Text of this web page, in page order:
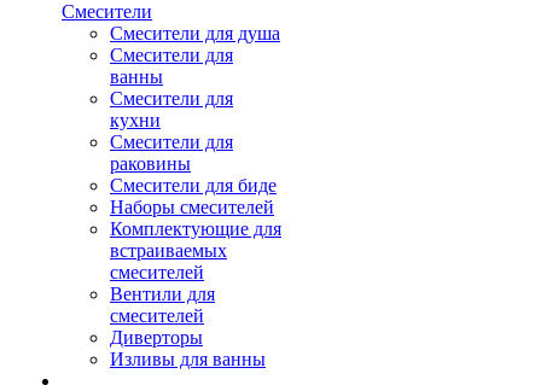
Смесители
Смесители для душа
Смесители для
ванны
Смесители для
кухни
Смесители для
раковины
Смесители для биде
Наборы смесителей
Комплектующие для
встраиваемых
смесителей
Вентили для
смесителей
Диверторы
Изливы для ванны